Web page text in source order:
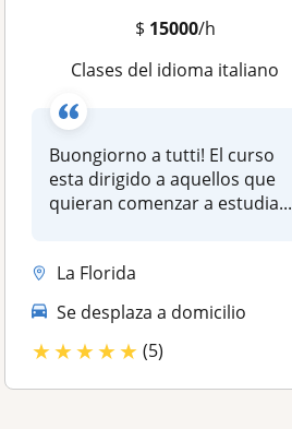
$ 15000/h
Clases del idioma italiano
Buongiorno a tutti! El curso
esta dirigido a aquellos que
quieran comenzar a estudia...
La Florida
Se desplaza a domicilio
★★★★★ (5)